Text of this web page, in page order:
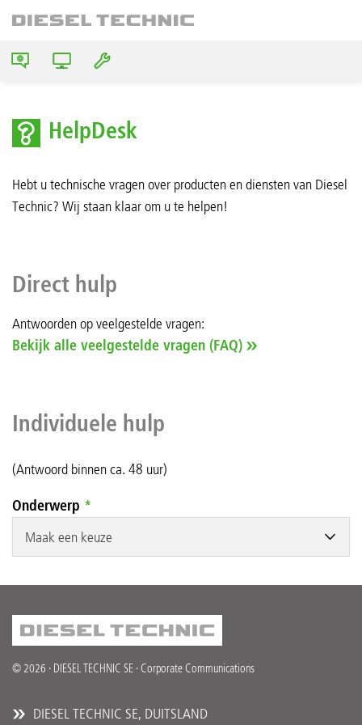
HelpDesk
Hebt u technische vragen over producten en diensten van Diesel
Technic? Wij staan klaar om u te helpen!
Direct hulp
Antwoorden op veelgestelde vragen:
Bekijk alle veelgestelde vragen (FAQ)
Individuele hulp
(Antwoord binnen ca. 48 uur)
Onderwerp *
Maak een keuze
© 2026 · DIESEL TECHNIC SE · Corporate Communications
DIESEL TECHNIC SE, DUITSLAND